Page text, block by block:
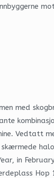
med
Vedtatt
in
Hop